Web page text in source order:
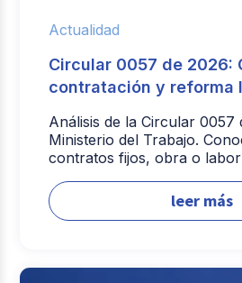
Actualidad
Circular 0057 de 2026:
contratación y reforma
Análisis de la Circular 0057
Ministerio del Trabajo.
contratos fijos, obra o
leer más